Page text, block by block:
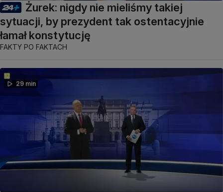
Żurek: nigdy nie mieliśmy takiej
sytuacji, by prezydent tak ostentacyjnie
łamał konstytucję
FAKTY PO FAKTACH
29 min